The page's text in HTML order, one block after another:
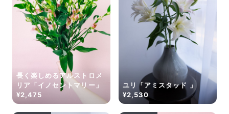
ただいま沖縄・離島エリアへの配送には対応しておりませ
ん。ご了承ください。
Q. 配送日時は指定できますか？
お花をベストなタイミングで発送しているため、お届け日の
指定はできません。受け取り時間帯は、発送後にクロネコヤ
マトのアプリから変更可能です。
Q. 注文後にキャンセルできますか？
ご注文後一定時間内であればキャンセル可能です。
長く楽しめるアルストロメ
リア「イノセントマリー」
¥2,475
ユリ「アミスタッド 」
¥2,530